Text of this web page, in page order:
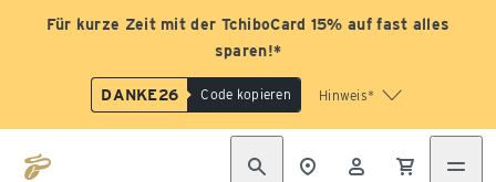
Für kurze Zeit mit der TchiboCard 15% auf fast alles
sparen!*
DANKE26 Code kopieren Hinweis*